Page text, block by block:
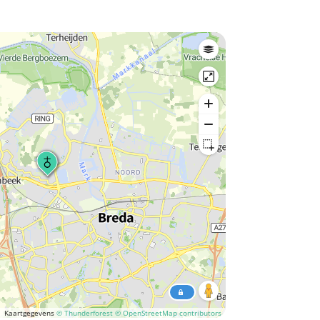
Kaartgegevens © Thunderforest © OpenStreetMap contributors